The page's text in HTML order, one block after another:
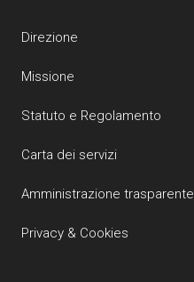
Direzione
Missione
Statuto e Regolamento
Carta dei servizi
Amministrazione trasparente
Privacy & Cookies